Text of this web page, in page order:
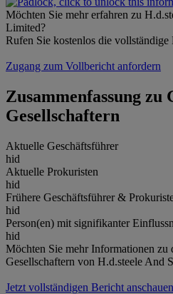
Möchten Sie mehr erfahren zu
Limited?
Rufen Sie kostenlos die vollständige
Zugang zum Vollbericht anfordern
Zusammenfassung
Gesellschaftern
Aktuelle Geschäftsführer
hid
Aktuelle Prokuristen
hid
Frühere Geschäftsführer &
hid
Person(en) mit signifikanter
hid
Möchten Sie mehr Informationen zu
Gesellschaftern von H.d.steele And
Jetzt vollständigen Bericht anschauen